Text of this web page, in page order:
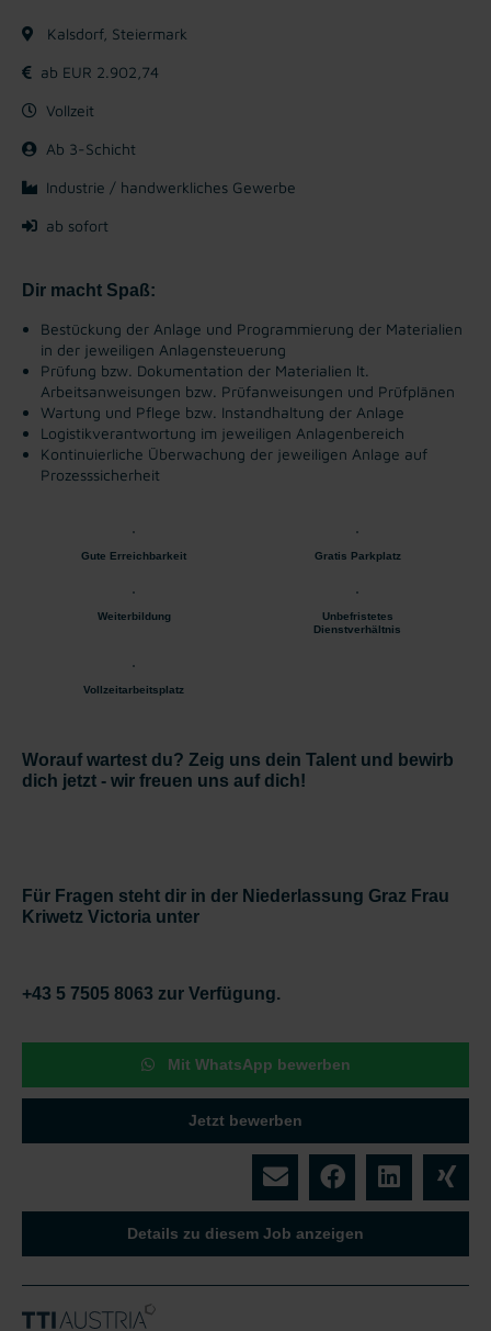
Kalsdorf, Steiermark
ab EUR 2.902,74
Vollzeit
Ab 3-Schicht
Industrie / handwerkliches Gewerbe
ab sofort
Dir macht Spaß:
Bestückung der Anlage und Programmierung der Materialien
in der jeweiligen Anlagensteuerung
Prüfung bzw. Dokumentation der Materialien lt.
Arbeitsanweisungen bzw. Prüfanweisungen und Prüfplänen
Wartung und Pflege bzw. Instandhaltung der Anlage
Logistikverantwortung im jeweiligen Anlagenbereich
Kontinuierliche Überwachung der jeweiligen Anlage auf
Prozesssicherheit
Gute Erreichbarkeit Gratis Parkplatz
Weiterbildung
Unbefristetes
Dienstverhältnis
Vollzeitarbeitsplatz
Worauf wartest du? Zeig uns dein Talent und bewirb
dich jetzt - wir freuen uns auf dich!
Für Fragen steht dir in der Niederlassung Graz Frau
Kriwetz Victoria unter
+43 5 7505 8063 zur Verfügung.
Mit WhatsApp bewerben
Jetzt bewerben
Details zu diesem Job anzeigen